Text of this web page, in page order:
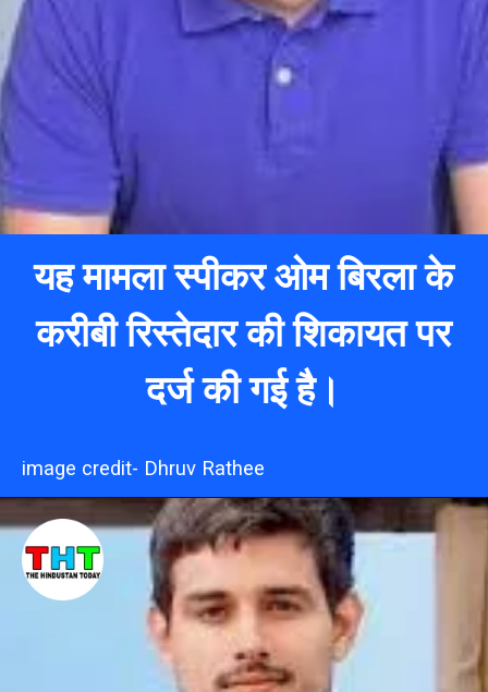
यह मामला स्पीकर ओम बिरला के
करीबी रिस्तेदार की शिकायत पर
दर्ज की गई है।
image credit- Dhruv Rathee